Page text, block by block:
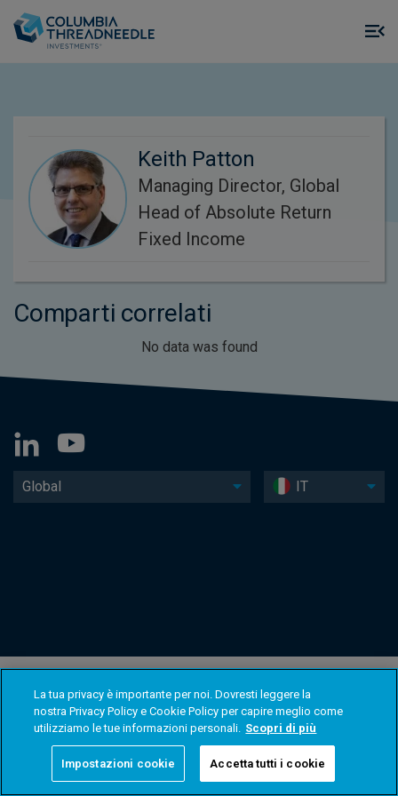
Keith Patton
Managing Director, Global
Head of Absolute Return
Fixed Income
Comparti correlati
No data was found
Global IT
La tua privacy è importante per noi. Dovresti leggere la
nostra Privacy Policy e Cookie Policy per capire meglio come
utilizziamo le tue informazioni personali. Scopri di più
Impostazioni cookie Accetta tutti i cookie